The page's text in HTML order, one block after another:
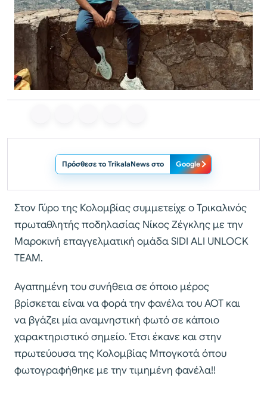
Πρόσθεσε το TrikalaNews στο Google
Στον Γύρο της Κολομβίας συμμετείχε ο Τρικαλινός
πρωταθλητής ποδηλασίας Νίκος Ζέγκλης με την
Μαροκινή επαγγελματική ομάδα SIDI ALI UNLOCK
TEAM.
Αγαπημένη του συνήθεια σε όποιο μέρος
βρίσκεται είναι να φορά την φανέλα του ΑΟΤ και
να βγάζει μία αναμνηστική φωτό σε κάποιο
χαρακτηριστικό σημείο. Έτσι έκανε και στην
πρωτεύουσα της Κολομβίας Μπογκοτά όπου
φωτογραφήθηκε με την τιμημένη φανέλα!!